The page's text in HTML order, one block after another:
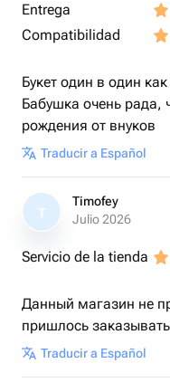
Entrega
Compatibilidad
Букет один в один
Бабушка очень рада,
рождения от внуков
Traducir a Español
T
Timofey
Julio 2026
Servicio de la tienda
Данный магазин не
пришлось
Traducir a Español